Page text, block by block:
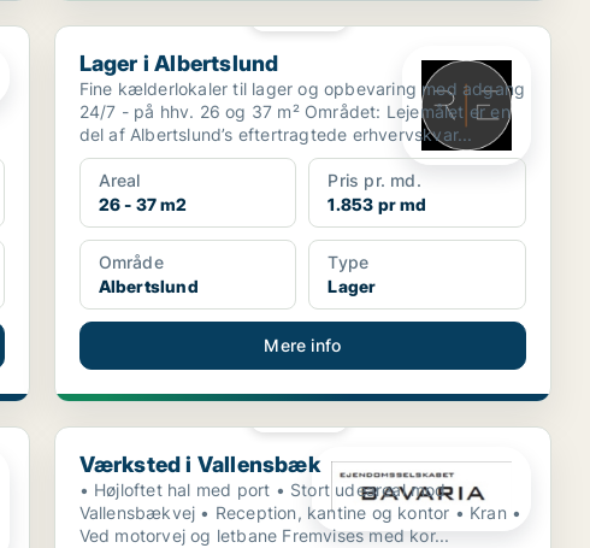
Lager i Albertslund
Lager i Albertslund
Fine kælderlokaler til lager og opbevaring med adgang
24/7 - på hhv. 26 og 37 m² Området: Lejemålet er en
del af Albertslund’s eftertragtede erhvervskvar...
Areal
26 - 37 m2
Pris pr. md.
1.853 pr md
Område
Albertslund
Type
Lager
Mere info
Værksted i Vallensbæk
Værksted i Vallensbæk
• Højloftet hal med port • Stort udeareal mod
Vallensbækvej • Reception, kantine og kontor • Kran •
Ved motorvej og letbane Fremvises med kor...